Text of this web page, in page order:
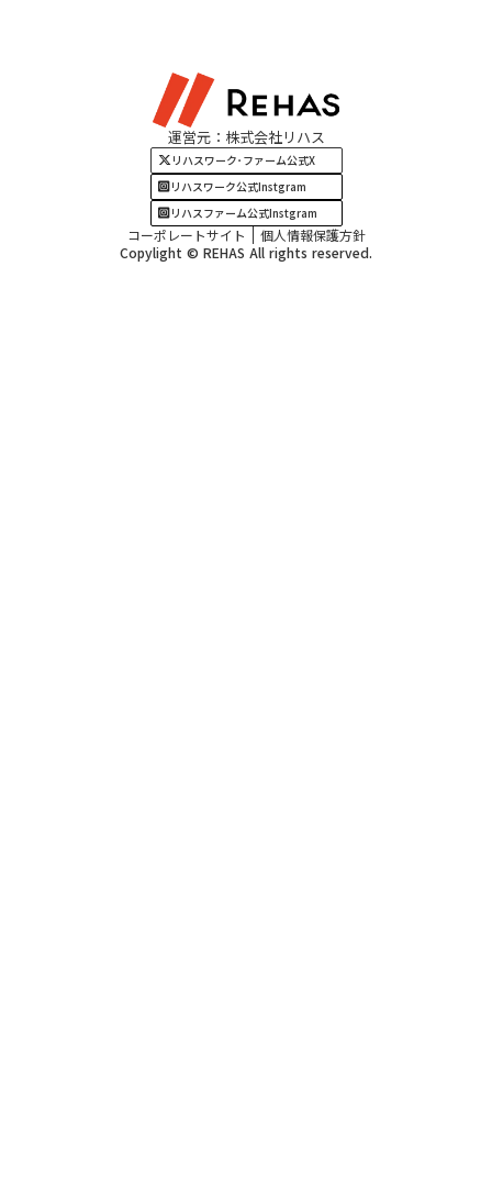
四国・九州エリア運営元：株式会社リハス
リハスワーク･ファーム公式X
リハスワーク公式Instgram
リハスファーム公式Instgram
コーポレートサイト
個人情報保護方針
Copylight © REHAS All rights reserved.